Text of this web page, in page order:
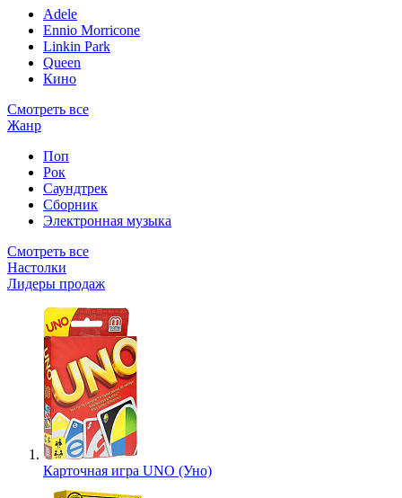
Adele
Ennio Morricone
Linkin Park
Queen
Кино
Смотреть все
Жанр
Поп
Рок
Саундтрек
Сборник
Электронная музыка
Смотреть все
Настолки
Лидеры продаж
Карточная игра UNO (Уно)